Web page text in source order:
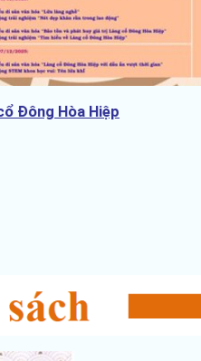
Đông Hòa Hiệp